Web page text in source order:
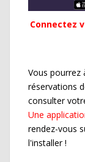
Connectez
Vous pourrez
réservations
consulter
Une
rendez-vous
l'installer !